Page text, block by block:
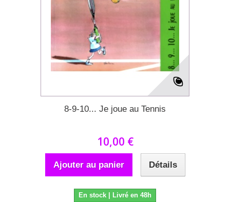
8-9-10... Je joue au Tennis
10,00 €
Ajouter au panier Détails
En stock | Livré en 48h